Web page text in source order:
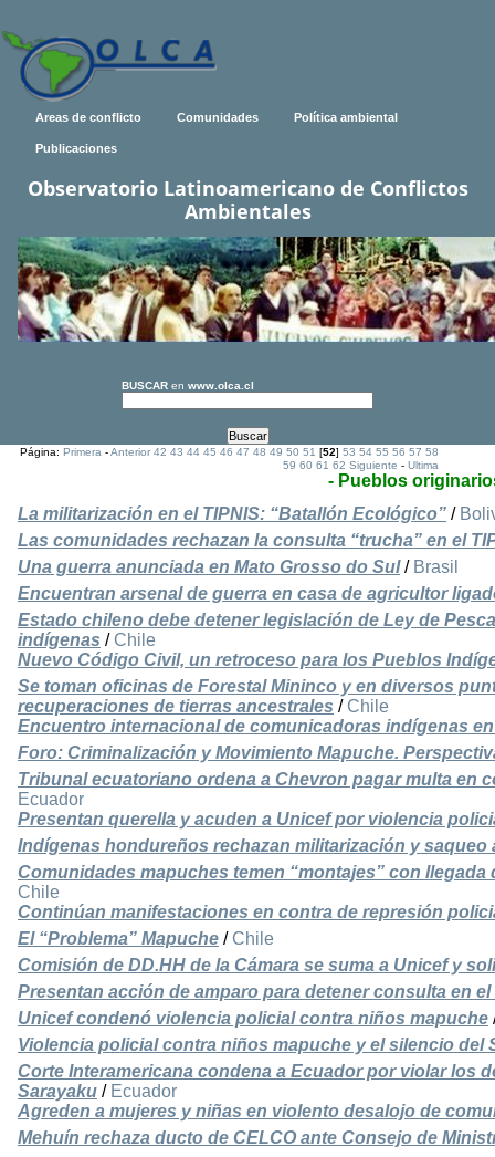
Areas de conflicto Comunidades Política ambiental
Publicaciones
Observatorio Latinoamericano de Conflictos
Ambientales
BUSCAR en www.olca.cl
Página:Primera -Anterior 42 43 44 45 46 47 48 49 50 51 [52]53 54 55 56 57 58
59 60 61 62 Siguiente -Ultima
- Pueblos
La militarización en el TIPNIS: “Batallón Ecológico” /
Las comunidades rechazan la consulta “trucha” en el
Una guerra anunciada en Mato Grosso do Sul/ Brasil
Encuentran arsenal de guerra en casa de agricultor
Estado chileno debe detener legislación de Ley de
indígenas / Chile
Nuevo Código Civil, un retroceso para los Pueblos
Se toman oficinas de Forestal Mininco y en diversos
recuperaciones de tierras ancestrales / Chile
Encuentro internacional de comunicadoras indígenas
Foro: Criminalización y Movimiento Mapuche.
Tribunal ecuatoriano ordena a Chevron pagar multa en
Ecuador
Presentan querella y acuden a Unicef por violencia
Indígenas hondureños rechazan militarización y saqueo
Comunidades mapuches temen “montajes” con llegada
Chile
Continúan manifestaciones en contra de represión
El “Problema” Mapuche / Chile
Comisión de DD.HH de la Cámara se suma a Unicef y
Presentan acción de amparo para detener consulta en el
Unicef condenó violencia policial contra niños mapuche
Violencia policial contra niños mapuche y el silencio del
Corte Interamericana condena a Ecuador por violar los
Sarayaku / Ecuador
Agreden a mujeres y niñas en violento desalojo de
Mehuín rechaza ducto de CELCO ante Consejo de